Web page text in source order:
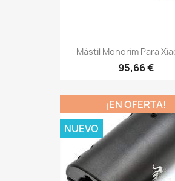
Mástil Monorim Para
95,66 €
¡EN OFERTA!
NUEVO